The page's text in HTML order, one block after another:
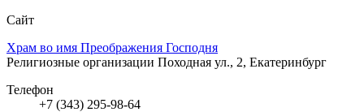
Сайт
Храм во имя Преображения Господня
Религиозные организации Походная ул., 2, Екатеринбург
Телефон
+7 (343) 295-98-64